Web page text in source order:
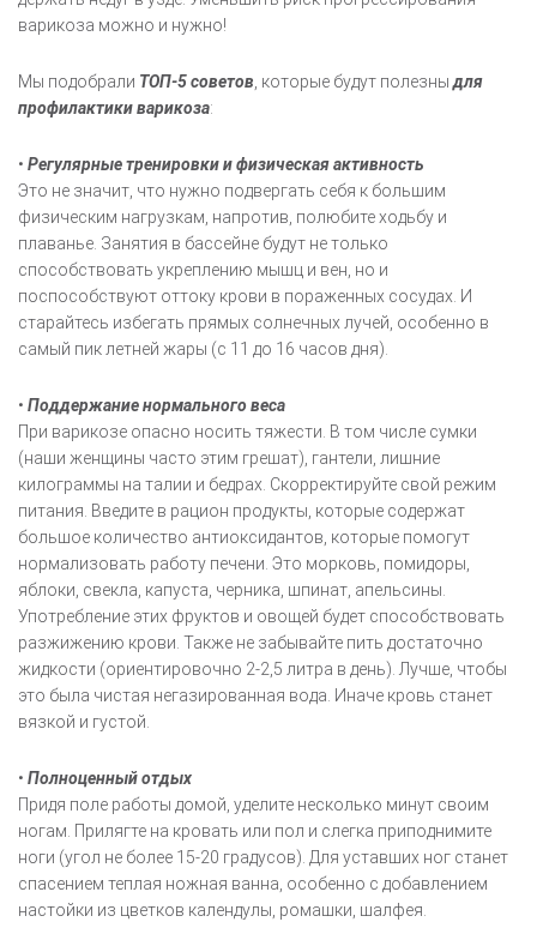
варикоза можно и нужно!
Мы подобрали ТОП-5 советов , которые будут полезныдля
профилактики варикоза:
• Регулярные тренировки и физическая активность
Это не значит, что нужно подвергать себя к большим
физическим нагрузкам, напротив, полюбите ходьбу и
плаванье. Занятия в бассейне будут не только
способствовать укреплению мышц и вен, но и
поспособствуют оттоку крови в пораженных сосудах. И
старайтесь избегать прямых солнечных лучей, особенно в
самый пик летней жары (с 11 до 16 часов дня).
• Поддержание нормального веса
При варикозе опасно носить тяжести. В том числе сумки
(наши женщины часто этим грешат), гантели, лишние
килограммы на талии и бедрах. Скорректируйте свой режим
питания. Введите в рацион продукты, которые содержат
большое количество антиоксидантов, которые помогут
нормализовать работу печени. Это морковь, помидоры,
яблоки, свекла, капуста, черника, шпинат, апельсины.
Употребление этих фруктов и овощей будет способствовать
разжижению крови. Также не забывайте пить достаточно
жидкости (ориентировочно 2-2,5 литра в день). Лучше, чтобы
это была чистая негазированная вода. Иначе кровь станет
вязкой и густой.
• Полноценный отдых
Придя поле работы домой, уделите несколько минут своим
ногам. Прилягте на кровать или пол и слегка приподнимите
ноги (угол не более 15-20 градусов). Для уставших ног станет
спасением теплая ножная ванна, особенно с добавлением
настойки из цветков календулы, ромашки, шалфея.